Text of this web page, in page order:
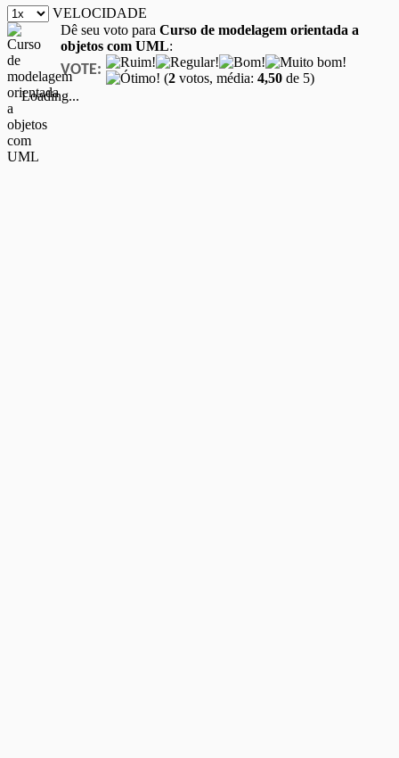
VELOCIDADE
Dê seu voto para Curso de modelagem orientada a
objetos com UML:
VOTE: (2 votos, média: 4,50 de 5)
Loading...